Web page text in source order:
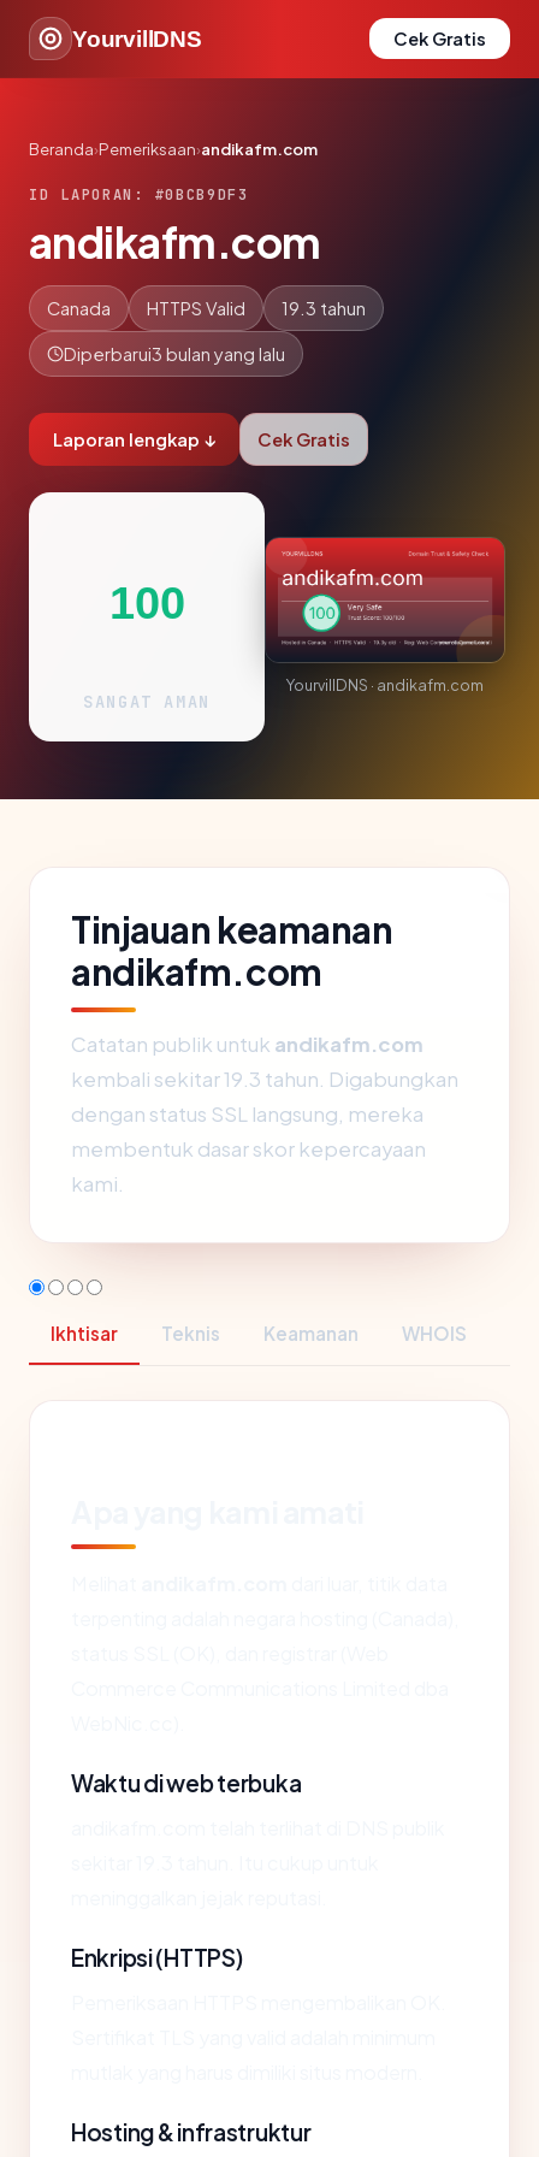
YourvillDNS Cek Gratis
Beranda›Pemeriksaan›andikafm.com
ID LAPORAN: #0BCB9DF3
andikafm.com
Canada HTTPS Valid 19.3 tahun
Diperbarui3 bulan yang lalu
Laporan lengkap ↓ Cek Gratis
100
SANGAT AMAN
YourvillDNS · andikafm.com
Tinjauan keamanan
andikafm.com
Catatan publik untuk andikafm.com
kembali sekitar 19.3 tahun. Digabungkan
dengan status SSL langsung, mereka
membentuk dasar skor kepercayaan
kami.
Ikhtisar Teknis Keamanan WHOIS
Waktu di web terbuka
Enkripsi (HTTPS)
Hosting & infrastruktur